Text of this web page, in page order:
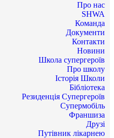
Про нас
SHWA
Команда
Документи
Контакти
Новини
Школа супергероїв
Про школу
Історія Школи
Бібліотека
Резиденція Супергероїв
Супермобіль
Франшиза
Друзі
Путівник лікарнею